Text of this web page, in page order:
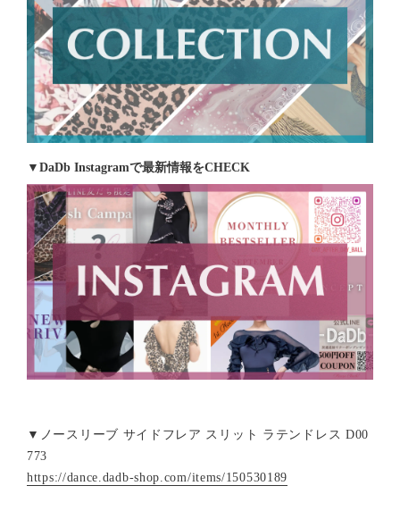
▼DaDb Instagramで最新情報をCHECK
▼ノースリーブ サイドフレア スリット ラテンドレス D00
773
https://dance.dadb-shop.com/items/150530189